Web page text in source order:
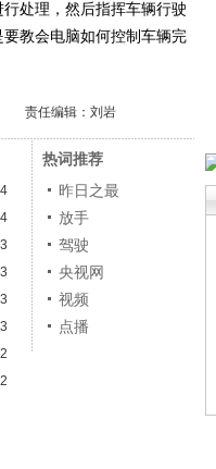
处理，然后指挥车辆行驶
教会电脑如何控制车辆完
责任编辑：刘岩
热词推荐
昨日之最
放手
驾驶
央视网
视频
点播